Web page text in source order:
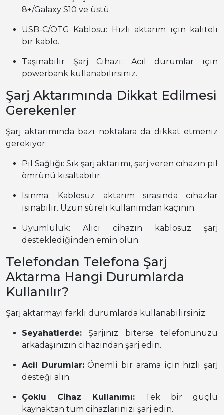
8+/Galaxy S10 ve üstü.
USB-C/OTG Kablosu: Hızlı aktarım için kaliteli
bir kablo.
Taşınabilir Şarj Cihazı: Acil durumlar için
powerbank kullanabilirsiniz.
Şarj Aktarımında Dikkat Edilmesi
Gerekenler
Şarj aktarımında bazı noktalara da dikkat etmeniz
gerekiyor;
Pil Sağlığı: Sık şarj aktarımı, şarj veren cihazın pil
ömrünü kısaltabilir.
Isınma: Kablosuz aktarım sırasında cihazlar
ısınabilir. Uzun süreli kullanımdan kaçının.
Uyumluluk: Alıcı cihazın kablosuz şarj
desteklediğinden emin olun.
Telefondan Telefona Şarj
Aktarma Hangi Durumlarda
Kullanılır?
Şarj aktarmayı farklı durumlarda kullanabilirsiniz;
Seyahatlerde: Şarjınız biterse telefonunuzu
arkadaşınızın cihazından şarj edin.
Acil Durumlar:Önemli bir arama için hızlı şarj
desteği alın.
Çoklu Cihaz Kullanımı: Tek bir güçlü
kaynaktan tüm cihazlarınızı şarj edin.